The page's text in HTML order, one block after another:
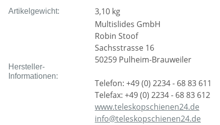
Artikelgewicht: 3,10 kg
Hersteller-
Informationen:
Multislides GmbH
Robin Stoof
Sachsstrasse 16
50259 Pulheim-Brauweiler
Telefon: +49 (0) 2234 - 68 83 611
Telefax: +49 (0) 2234 - 68 83 612
www.teleskopschienen24.de
info@teleskopschienen24.de